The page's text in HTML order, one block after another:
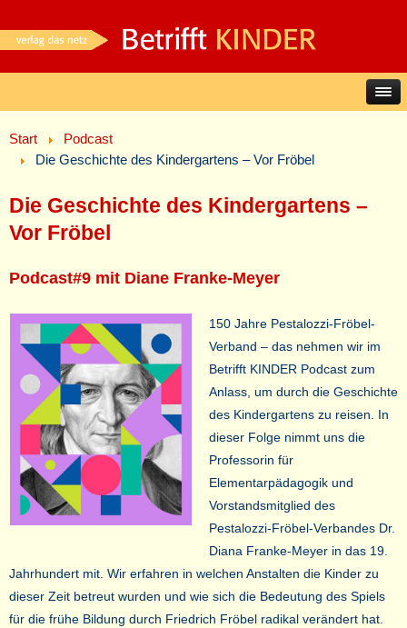
Start
Podcast
Die Geschichte des Kindergartens – Vor Fröbel
Die Geschichte des Kindergartens –
Vor Fröbel
Podcast#9 mit Diane Franke-Meyer
150 Jahre Pestalozzi-Fröbel-
Verband – das nehmen wir im
Betrifft KINDER Podcast zum
Anlass, um durch die Geschichte
des Kindergartens zu reisen. In
dieser Folge nimmt uns die
Professorin für
Elementarpädagogik und
Vorstandsmitglied des
Pestalozzi-Fröbel-Verbandes Dr.
Diana Franke-Meyer in das 19.
Jahrhundert mit. Wir erfahren in welchen Anstalten die Kinder zu
dieser Zeit betreut wurden und wie sich die Bedeutung des Spiels
für die frühe Bildung durch Friedrich Fröbel radikal verändert hat.